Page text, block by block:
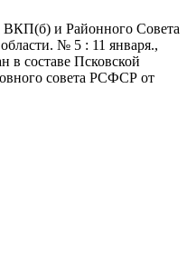
ВКП(б) и Районного Совета
№ 5 : 11 января.,
в составе Псковской
совета РСФСР от